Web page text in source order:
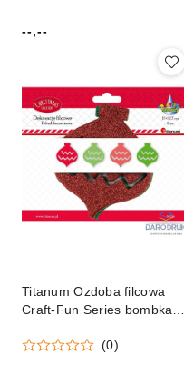
Cena:
--,--
Titanum Ozdoba filcowa
Craft-Fun Series bombka
(5693b)
(0)